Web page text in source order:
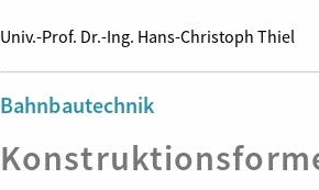
Univ.-Prof. Dr.-Ing. Hans-Christoph Thiel
Bahnbautechnik